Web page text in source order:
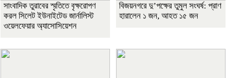
সাংবাদিক তুরাবের স্মৃতিতে বৃক্ষরোপণ
করল সিলেট ইউনাইটেড জার্নালিস্ট
ওয়েলফেয়ার অ্যাসোসিয়েশন
বিজয়নগরে দু’পক্ষের তুমুল সংঘর্ষ: প্রাণ
হারালেন ১ জন, আহত ১৫ জন